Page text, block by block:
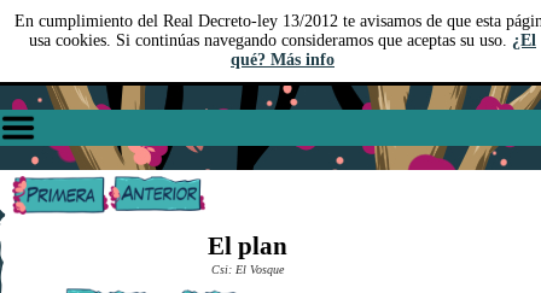
En cumplimiento del Real Decreto-ley 13/2012 te avisamos de que esta
usa cookies. Si continúas navegando consideramos que aceptas su uso. ¿El
qué? Más info
El plan
Csi: El Vosque